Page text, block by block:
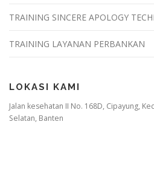
TRAINING SINCERE APOLOGY
TRAINING LAYANAN PERBANKAN
LOKASI KAMI
Jalan kesehatan II No. 168D, Cipayung,
Selatan, Banten